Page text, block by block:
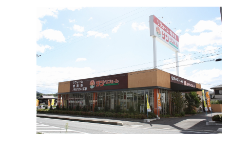
優良企業サイト
商品・サービス
導入事例
採用情報